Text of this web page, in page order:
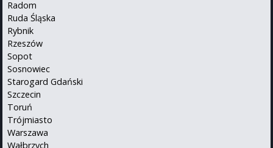
Radom
Ruda Śląska
Rybnik
Rzeszów
Sopot
Sosnowiec
Starogard Gdański
Szczecin
Toruń
Trójmiasto
Warszawa
Wałbrzych